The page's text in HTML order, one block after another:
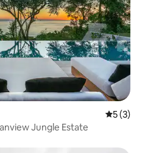
5 de
5 (3)
Jungle Estate